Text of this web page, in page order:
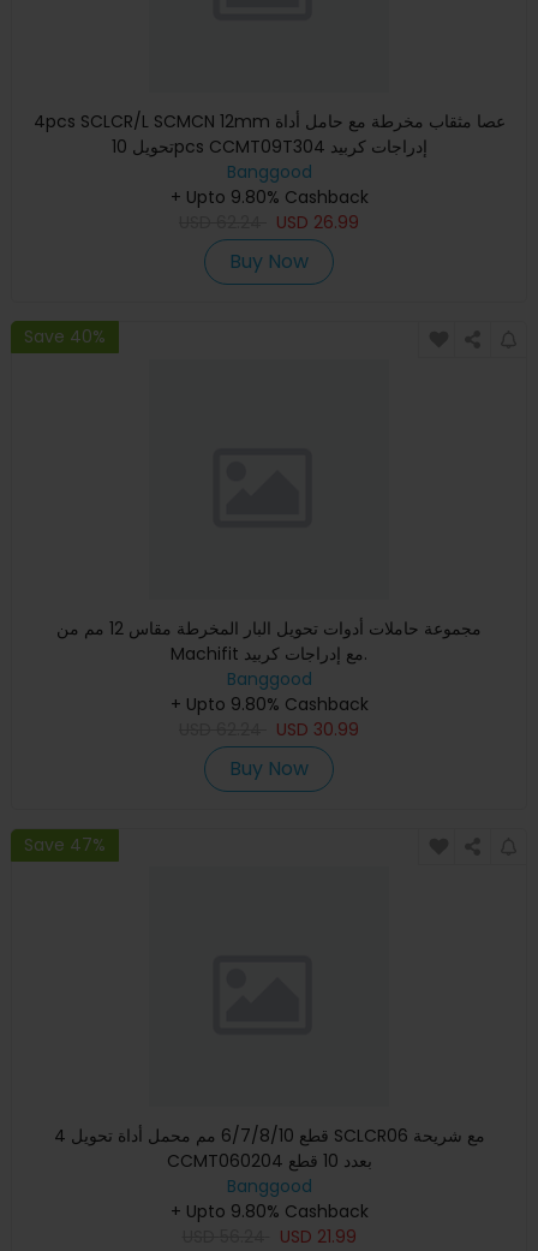
4pcs SCLCR/L SCMCN 12mm عصا مثقاب مخرطة مع حامل أداة
تحويل 10pcs CCMT09T304 إدراجات كربيد
Banggood
+ Upto 9.80% Cashback
USD 26.99
Buy Now
Save 40%
مجموعة حاملات أدوات تحويل البار المخرطة مقاس 12 مم من
Machifit مع إدراجات كربيد.
Banggood
+ Upto 9.80% Cashback
USD 30.99
Buy Now
Save 47%
4 قطع 6/7/8/10 مم محمل أداة تحويل SCLCR06 مع شريحة
CCMT060204 بعدد 10 قطع
Banggood
+ Upto 9.80% Cashback
USD 21.99